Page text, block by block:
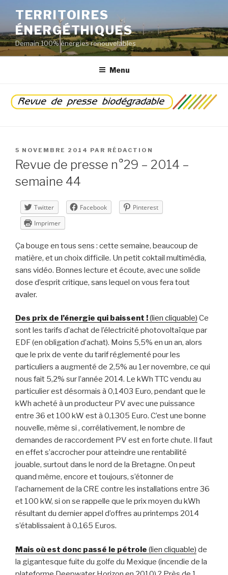
contenu
principal
TERRITOIRES
ÉNERGÉTHIQUES
Demain 100% énergies renouvelables
Menu
PUBLIÉ
LE
5 NOVEMBRE 2014 PAR RÉDACTION
Revue de presse n°29 – 2014 –
semaine 44
Twitter Facebook
Pinterest
Imprimer
Ça bouge en tous sens : cette semaine, beaucoup de
matière, et un choix difficile. Un petit coktail multimédia,
sans vidéo. Bonnes lecture et écoute, avec une solide
dose d’esprit critique, sans lequel on vous fera tout
avaler.
Des prix de l’énergie qui baissent !(lien cliquable) Ce
sont les tarifs d’achat de l’électricité photovoltaïque par
EDF (en obligation d’achat). Moins 5,5% en un an, alors
que le prix de vente du tarif réglementé pour les
particuliers a augmenté de 2,5% au 1er novembre, ce qui
nous fait 5,2% sur l’année 2014. Le kWh TTC vendu au
particulier est désormais à 0,1403 Euro, pendant que le
kWh acheté à un producteur PV avec une puissance
entre 36 et 100 kW est à 0,1305 Euro. C’est une bonne
nouvelle, même si , corrélativement, le nombre de
demandes de raccordement PV est en forte chute. Il faut
en effet s’accrocher pour atteindre une rentabilité
jouable, surtout dans le nord de la Bretagne. On peut
quand même, encore et toujours, s’étonner de
l’acharnement de la CRE contre les installations entre 36
et 100 kW, si on se rappelle que le prix moyen du kWh
résultant du dernier appel d’offres au printemps 2014
s’établissaient à 0,165 Euros.
Mais où est donc passé le pétrole (lien cliquable) de
la gigantesque fuite du golfe du Mexique (incendie de la